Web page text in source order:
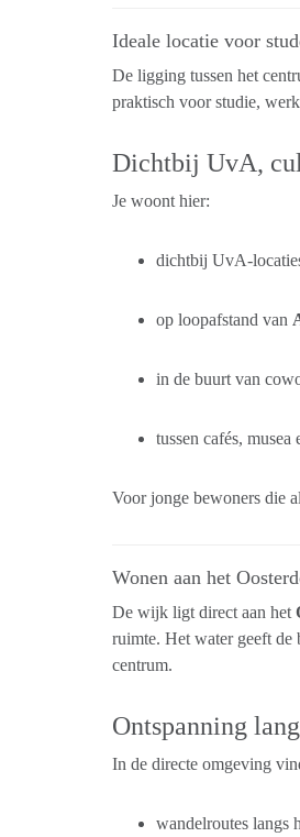
Ideale locatie voor
De ligging tussen het
praktisch voor studie,
Dichtbij UvA,
Je woont hier:
dichtbij UvA-
op loopafstand van
in de buurt van
tussen cafés,
Voor jonge bewoners die
Wonen aan het
De wijk ligt direct aan het
ruimte. Het water geeft de
centrum.
Ontspanning
In de directe omgeving
wandelroutes langs